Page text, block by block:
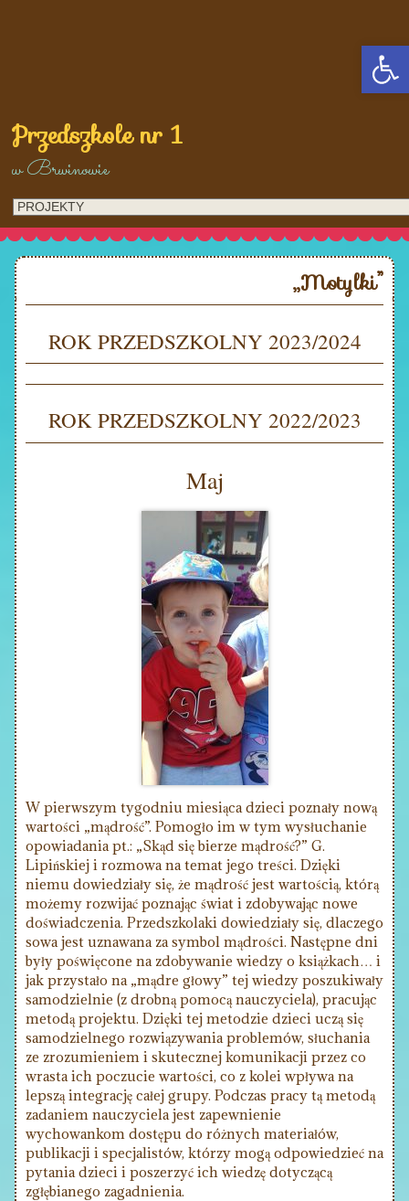
Przedszkole nr 1
w Brwinowie
„Motylki”
ROK PRZEDSZKOLNY 2023/2024
ROK PRZEDSZKOLNY 2022/2023
Maj
W pierwszym tygodniu miesiąca dzieci poznały nową
wartości „mądrość”. Pomogło im w tym wysłuchanie
opowiadania pt.: „Skąd się bierze mądrość?” G.
Lipińskiej i rozmowa na temat jego treści. Dzięki
niemu dowiedziały się, że mądrość jest wartością, którą
możemy rozwijać poznając świat i zdobywając nowe
doświadczenia. Przedszkolaki dowiedziały się, dlaczego
sowa jest uznawana za symbol mądrości. Następne dni
były poświęcone na zdobywanie wiedzy o książkach… i
jak przystało na „mądre głowy” tej wiedzy poszukiwały
samodzielnie (z drobną pomocą nauczyciela), pracując
metodą projektu. Dzięki tej metodzie dzieci uczą się
samodzielnego rozwiązywania problemów, słuchania
ze zrozumieniem i skutecznej komunikacji przez co
wrasta ich poczucie wartości, co z kolei wpływa na
lepszą integrację całej grupy. Podczas pracy tą metodą
zadaniem nauczyciela jest zapewnienie
wychowankom dostępu do różnych materiałów,
publikacji i specjalistów, którzy mogą odpowiedzieć na
pytania dzieci i poszerzyć ich wiedzę dotyczącą
zgłębianego zagadnienia.